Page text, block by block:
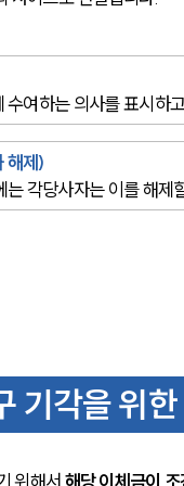
여하는 의사를 표시하
해제)
각당사자는 이를 해제
기각을 위
위해서 해당 이체금이